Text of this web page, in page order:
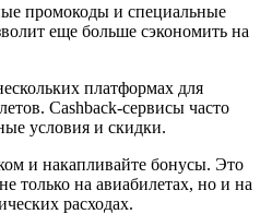
промокоды и специальные
еще больше сэкономить на
платформах для
Cashback-сервисы часто
условия и скидки.
и накапливайте бонусы. Это
только на авиабилетах, но и на
расходах.